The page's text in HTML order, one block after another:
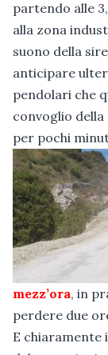
partendo alle
alla zona
suono della
anticipare
pendolari che
convoglio della
per pochi
mezz’ora, in
perdere due
E